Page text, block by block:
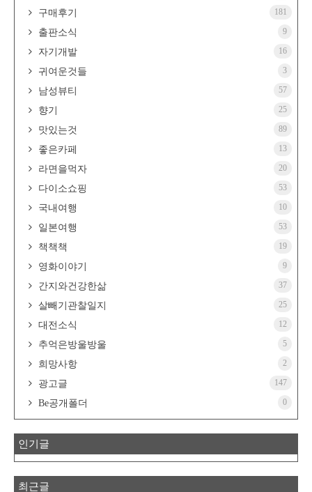
구매후기 181
출판소식 9
자기개발 16
귀여운것들 3
남성뷰티 57
향기 25
맛있는것 89
좋은카페 13
라면을먹자 20
다이소쇼핑 53
국내여행 10
일본여행 53
책책책 19
영화이야기 9
간지와건강한삶 37
살빼기관찰일지 25
대전소식 12
추억은방울방울 5
희망사항 2
광고글 147
Be공개폴더 0
인기글
최근글